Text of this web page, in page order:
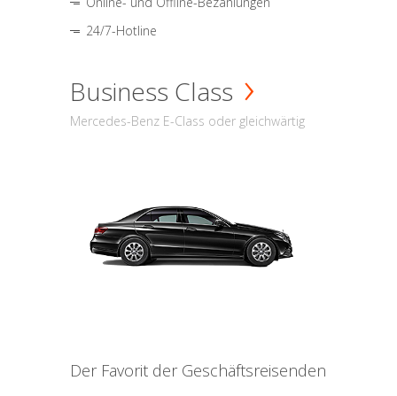
24/7-Hotline
Business Class
Mercedes-Benz E-Class oder gleichwärtig
Der Favorit der Geschäftsreisenden